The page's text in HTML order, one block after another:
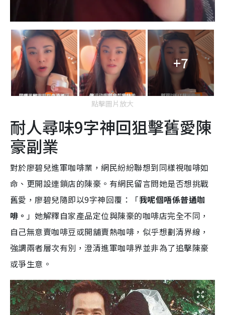
+7
點擊圖片放大
耐人尋味9字神回狙擊舊愛陳
豪副業
對於廖碧兒進軍咖啡業，網民紛紛聯想到同樣視咖啡如
命、更開設連鎖店的陳豪。有網民留言問她是否想挑戰
舊愛，廖碧兒隨即以9字神回覆：「我呢個唔係普通咖
啡。 」她解釋自家產品定位與陳豪的咖啡店完全不同，
自己無意賣咖啡豆或開舖賣熱咖啡，似乎想劃清界線，
強調兩者層次有別，澄清進軍咖啡界並非為了追擊陳豪
或爭生意。